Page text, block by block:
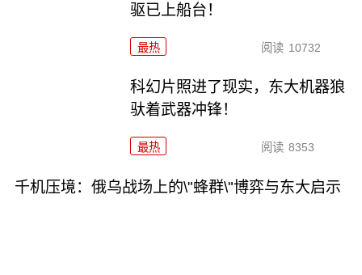
驱已上船台！
最热 阅读 10732
科幻片照进了现实，东大机器狼
驮着武器冲锋！
最热 阅读 8353
千机压境：俄乌战场上的\"蜂群\"博弈与东大启示